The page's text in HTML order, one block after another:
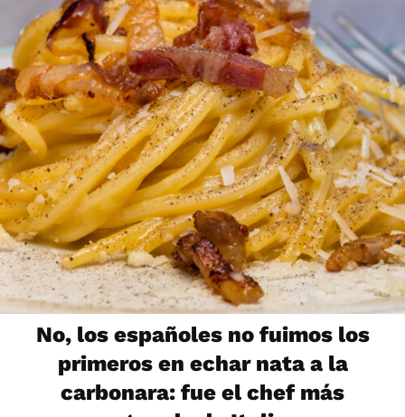
No, los españoles no fuimos los
primeros en echar nata a la
carbonara: fue el chef más